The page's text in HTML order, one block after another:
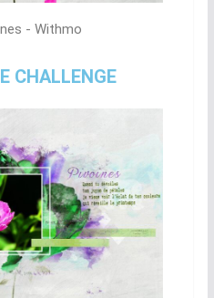
- Withmo
CHALLENGE